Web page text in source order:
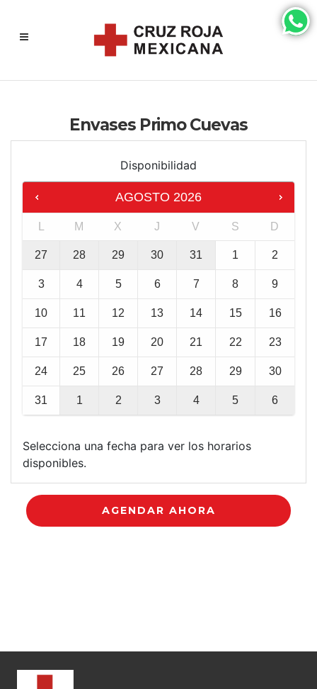
Envases Primo Cuevas
Disponibilidad
AGOSTO 2026
M X J V S D
27 28 29 30 31 1 2
3 4 5 6 7 8 9
10 11 12 13 14 15 16
17 18 19 20 21 22 23
24 25 26 27 28 29 30
31 1 2 3 4 5 6
Selecciona una fecha para ver los horarios
disponibles.
AGENDAR AHORA